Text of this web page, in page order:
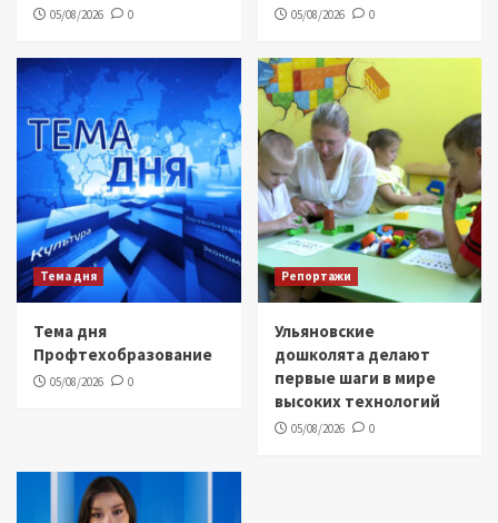
05/08/2026 0 05/08/2026 0
Тема дня
Тема дня
Профтехобразование
05/08/2026 0
Репортажи
Ульяновские
дошколята делают
первые шаги в мире
высоких технологий
05/08/2026 0